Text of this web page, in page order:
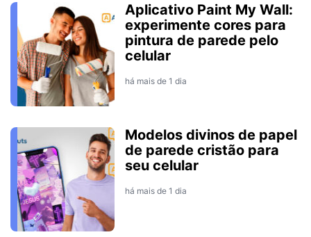
Aplicativo Paint My Wall:
experimente cores para
pintura de parede pelo
celular
há mais de 1 dia
Modelos divinos de papel
de parede cristão para
seu celular
há mais de 1 dia